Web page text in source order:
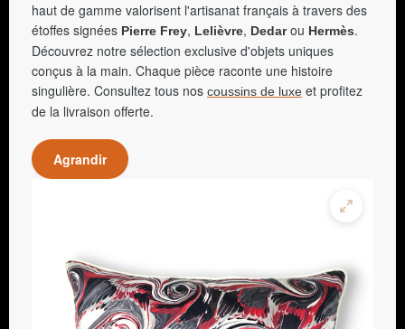
haut de gamme valorisent l'artisanat français à travers des
étoffes signées Pierre Frey, Lelièvre, Dedarou Hermès.
Découvrez notre sélection exclusive d'objets uniques
conçus à la main. Chaque pièce raconte une histoire
singulière. Consultez tous nos coussins de luxe et profitez
de la livraison offerte.
Agrandir